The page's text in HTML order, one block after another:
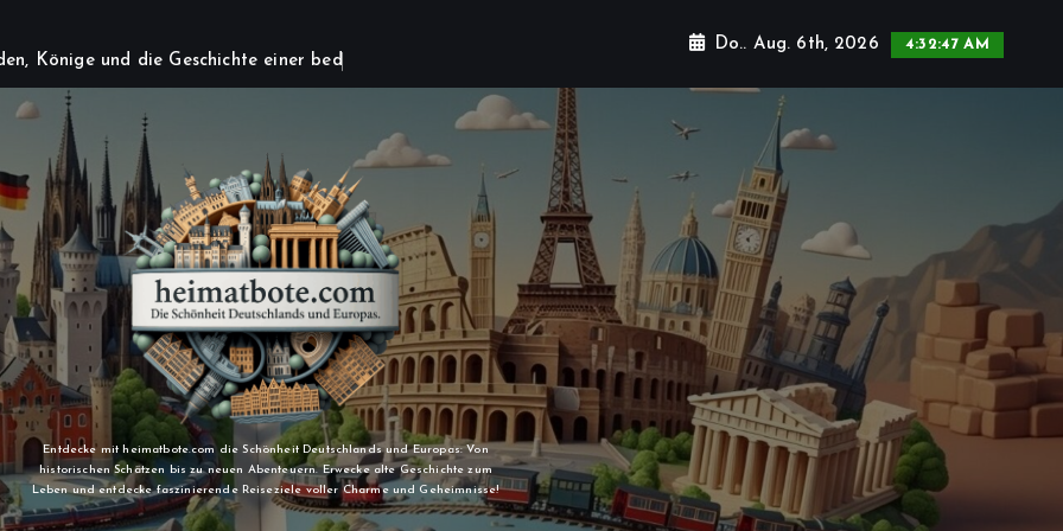
en, König e und die G eschichte ei ner bed
Do.. Aug. 6th, 2026 4:32:48 AM
Entdecke mit heimatbote.com die Schönheit Deutschlands und Europas: Von
historischen Schätzen bis zu neuen Abenteuern. Erwecke alte Geschichte zum
Leben und entdecke faszinierende Reiseziele voller Charme und Geheimnisse!